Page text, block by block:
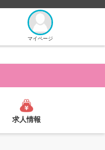
マイページ
求人情報